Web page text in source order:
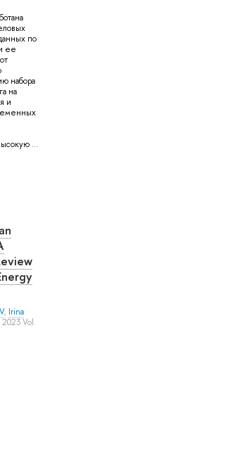
по
ее
набора
на
и
...
, Irina
Vol.